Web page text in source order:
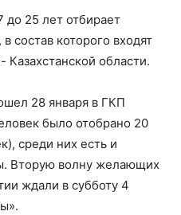
до 25 лет отбирает
состав которого входят
области.
28 января в ГКП
было отобрано 20
среди них есть и
Вторую волну желающих
ждали в субботу 4